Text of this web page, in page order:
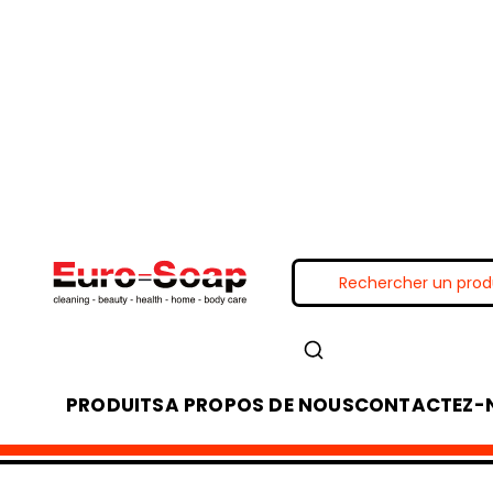
PRODUITSA PROPOS DE NOUSCONTACTEZ-